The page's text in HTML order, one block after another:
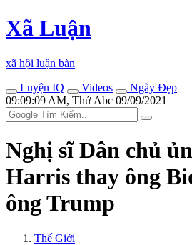
Xã Luận
xã hội luận bàn
Luyện IQ
Videos
Ngày Đẹp
09:09:09 AM, Thứ Abc 09/09/2021
Nghị sĩ Dân chủ
Harris thay ông
ông Trump
Thế Giới